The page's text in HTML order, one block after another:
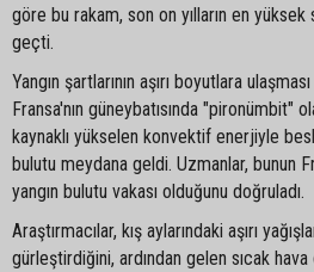
göre bu rakam, son on yılların en
geçti.
Yangın şartlarının aşırı boyutlara
Fransa'nın güneybatısında "pironümbit"
kaynaklı yükselen konvektif enerjiyle
bulutu meydana geldi. Uzmanlar, bunun
yangın bulutu vakası olduğunu doğruladı.
Araştırmacılar, kış aylarındaki aşırı
gürleştirdiğini, ardından gelen sıcak hava